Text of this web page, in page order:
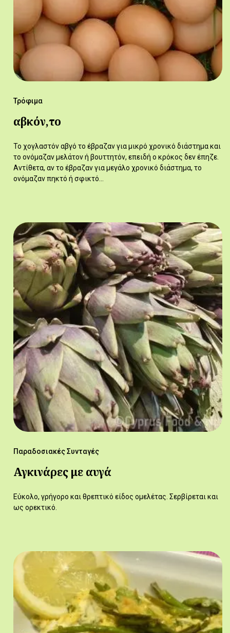
Τρόφιμα
αβκόν,το
Το χογλαστόν αβγό το έβραζαν για μικρό χρονικό διάστημα και
το ονόμαζαν μελάτον ή βουττητόν, επειδή ο κρόκος δεν έπηζε.
Αντίθετα, αν το έβραζαν για μεγάλο χρονικό διάστημα, το
ονόμαζαν πηκτό ή σφικτό…
Παραδοσιακές Συνταγές
Αγκινάρες με αυγά
Εύκολο, γρήγορο και θρεπτικό είδος ομελέτας. Σερβίρεται και
ως ορεκτικό.